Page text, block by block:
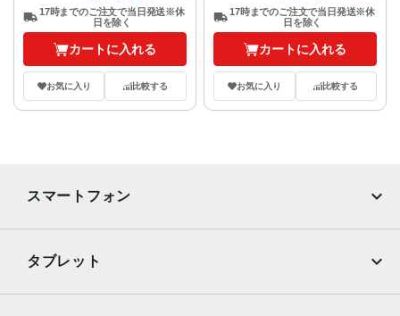
17時までのご注文で当日発送※休
日を除く
カートに入れる
お気に入り 比較する
17時までのご注文で当日発送※休
日を除く
カートに入れる
お気に入り 比較する
スマートフォン
タブレット